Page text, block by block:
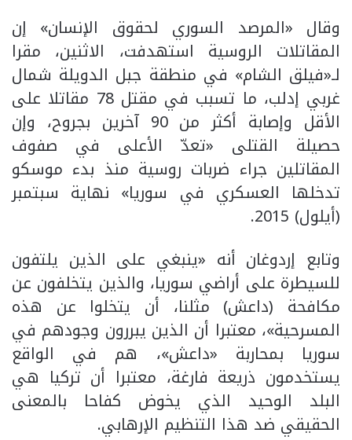
وقال «المرصد السوري لحقوق الإنسان» إن
المقاتلات الروسية استهدفت، الاثنين، مقرا
لـ«فيلق الشام» في منطقة جبل الدويلة شمال
غربي إدلب، ما تسبب في مقتل 78 مقاتلا على
الأقل وإصابة أكثر من 90 آخرين بجروح، وإن
حصيلة القتلى «تعدّ الأعلى في صفوف
المقاتلين جراء ضربات روسية منذ بدء موسكو
تدخلها العسكري في سوريا» نهاية سبتمبر
(أيلول) 2015.
وتابع إردوغان أنه «ينبغي على الذين يلتفون
للسيطرة على أراضي سوريا، والذين يتخلفون عن
مكافحة (داعش) مثلنا، أن يتخلوا عن هذه
المسرحية»، معتبرا أن الذين يبررون وجودهم في
سوريا بمحاربة «داعش»، هم في الواقع
يستخدمون ذريعة فارغة، معتبرا أن تركيا هي
البلد الوحيد الذي يخوض كفاحا بالمعنى
الحقيقي ضد هذا التنظيم الإرهابي.